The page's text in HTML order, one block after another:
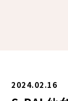
2024.02.16